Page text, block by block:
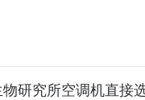
黑白双面打印需满足的
研究所空调机直接